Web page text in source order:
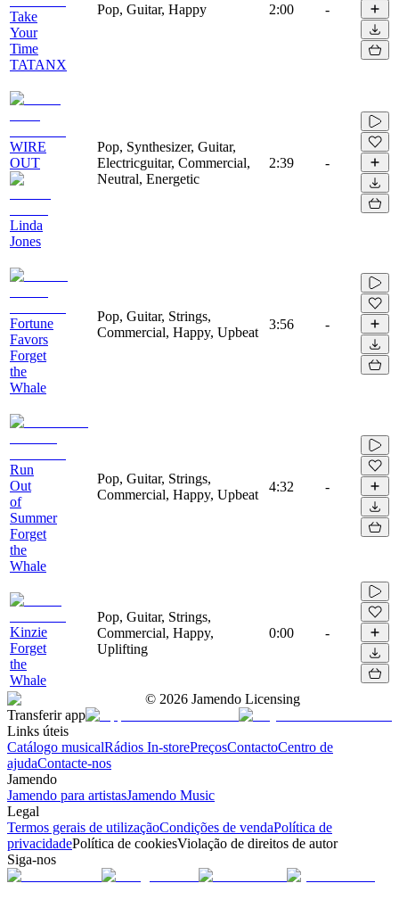
Take
Your
Time
TATANX
Pop, Guitar, Happy 2:00 -
WIRE
OUT
Linda
Jones
Pop, Synthesizer, Guitar,
Electricguitar, Commercial,
Neutral, Energetic
2:39 -
Fortune
Favors
Forget
the
Whale
Pop, Guitar, Strings,
Commercial, Happy, Upbeat
3:56 -
Run
Out
of
Summer
Forget
the
Whale
Pop, Guitar, Strings,
Commercial, Happy, Upbeat
4:32 -
Kinzie
Forget
the
Whale
Pop, Guitar, Strings,
Commercial, Happy,
Uplifting
0:00 -
© 2026 Jamendo Licensing
Transferir app
Links úteis
Catálogo musicalRádios In-storePreçosContactoCentro de
ajudaContacte-nos
Jamendo
Jamendo para artistasJamendo Music
Legal
Termos gerais de utilizaçãoCondições de vendaPolítica de
privacidadePolítica de cookiesViolação de direitos de autor
Siga-nos